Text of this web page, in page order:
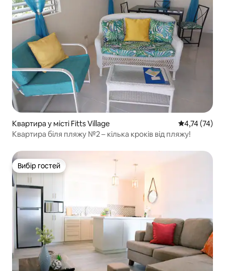
Квартира у місті Fitts Village Середня
4,74 (74)
Квартира біля пляжу №2 – кілька кроків від пляжу!
Вибір гостей
Вибір гостей